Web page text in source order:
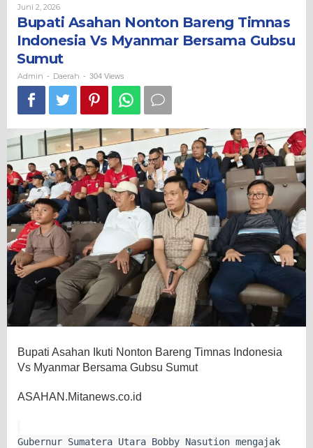
Timnas
Vs
Gubsu
Sumut
Juni 2, 2026Oleh
Admin
Bupati Asahan Nonton Bareng Timnas
Indonesia Vs Myanmar Bersama Gubsu
Sumut
Admin - Daerah - 304 Views
Bupati Asahan Ikuti Nonton Bareng Timnas Indonesia
Vs Myanmar Bersama Gubsu Sumut
ASAHAN.Mitanews.co.id
Gubernur Sumatera Utara Bobby Nasution mengajak